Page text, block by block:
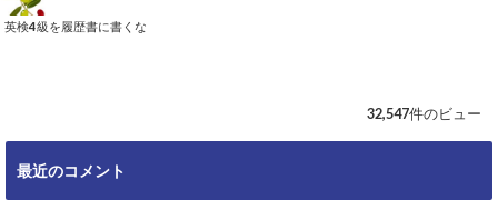
英検4級を履歴書に書くな
32,547件のビュー
最近のコメント